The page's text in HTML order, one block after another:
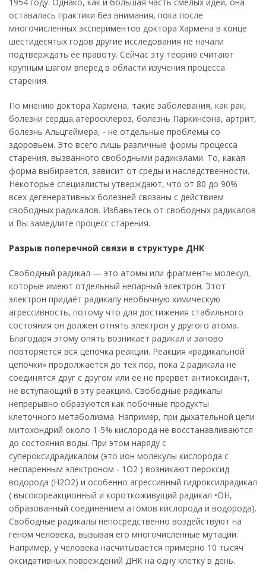
оставалась практики без внимания, пока после
многочисленных экспериментов доктора Хармена в конце
шестидесятых годов другие исследования не начали
подтверждать ее правоту. Сейчас эту теорию считают
крупным шагом вперед в области изучения процесса
старения.
По мнению доктора Хармена, такие заболевания, как рак,
болезни сердца,атеросклероз, болезнь Паркинсона, артрит,
болезнь Альцгеймера, - не отдельные проблемы со
здоровьем. Это всего лишь различные формы процесса
старения, вызванного свободными радикалами. То, какая
форма выбирается, зависит от среды и наследственности.
Некоторые специалисты утверждают, что от 80 до 90%
всех дегенеративных болезней связаны с действием
свободных радикалов. Избавьтесь от свободных радикалов
и Вы замедлите процесс старения.
Разрыв поперечной связи в структуре ДНК
Свободный радикал — это атомы или фрагменты молекул,
которые имеют отдельный непарный электрон. Этот
электрон придаёт радикалу необычную химическую
агрессивность, потому что для достижения стабильного
состояния он должен отнять электрон у другого атома.
Благодаря этому опять возникает радикал и заново
повторяется вся цепочка реакции. Реакция «радикальной
цепочки» продолжается до тех пор, пока 2 радикала не
соединятся друг с другом или ее не прервет антиоксидант,
не вступающий в эту реакцию. Свободные радикалы
непрерывно образуются как побочные продукты
клеточного метаболизма. Например, при дыхательной цепи
митохондрий около 1-5% кислорода не восстанавливаются
до состояния воды. При этом наряду с
супероксидрадикалом (это ион молекулы кислорода с
неспаренным электроном - 1O2 ) возникают пероксид
водорода (H2O2) и особенно агрессивный гидроксилрадикал
( высокореакционный и короткоживущий радикал •OH,
образованный соединением атомов кислорода и водорода).
Свободные радикалы непосредственно воздействуют на
геном человека, вызывая его многочисленные мутации.
Например, у человека насчитывается примерно 10 тысяч
оксидативных повреждений ДНК на одну клетку в день.